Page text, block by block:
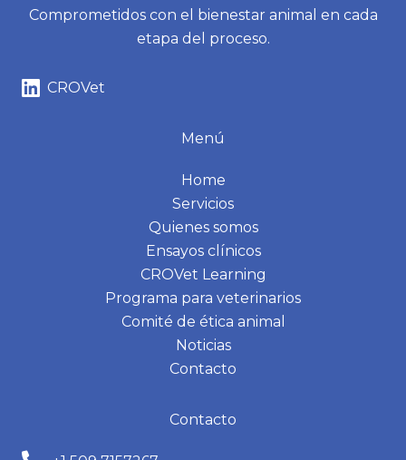
Comprometidos con el bienestar animal en cada
etapa del proceso.
CROVet
Menú
Home
Servicios
Quienes somos
Ensayos clínicos
CROVet Learning
Programa para veterinarios
Comité de ética animal
Noticias
Contacto
Contacto